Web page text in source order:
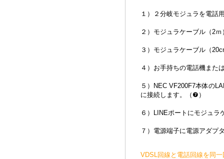
１）２分岐モジュラを電話
２）モジュラケーブル（2
３）モジュラケーブル（
４）お手持ちの電話機また
５）NEC VF200F7本体の
に接続します。（❼）
６）LINEポートにモジュ
７）電源端子に電源アダプ
VDSL回線と電話回線を同